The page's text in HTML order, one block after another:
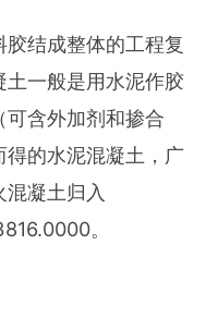
结成整体的工程复
一般是用水泥作胶
含外加剂和掺合
的水泥混凝土，广
凝土归入
。